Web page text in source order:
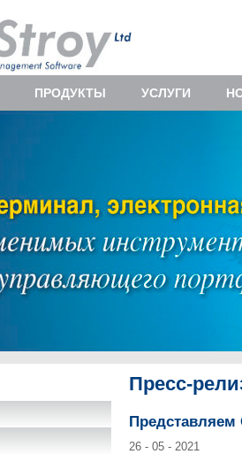
ПРОДУКТЫ УСЛУГИ
Пресс-
Представляем
26 - 05 - 2021